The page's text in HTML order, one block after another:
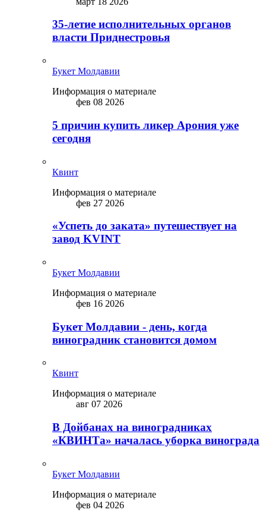
35-летие исполнительных органов
власти Приднестровья
Букет Молдавии
Информация о материале
фев 08 2026
5 причин купить ликep Арония уже
сегодня
Квинт
Информация о материале
фев 27 2026
«Успеть до заката» путешествует на
завод KVINT
Букет Молдавии
Информация о материале
фев 16 2026
Букет Молдавии - день, когда
виноградник становится домом
Квинт
Информация о материале
авг 07 2026
В Дойбанах на виноградниках
«КВИНТа» началась уборка винограда
Букет Молдавии
Информация о материале
фев 04 2026